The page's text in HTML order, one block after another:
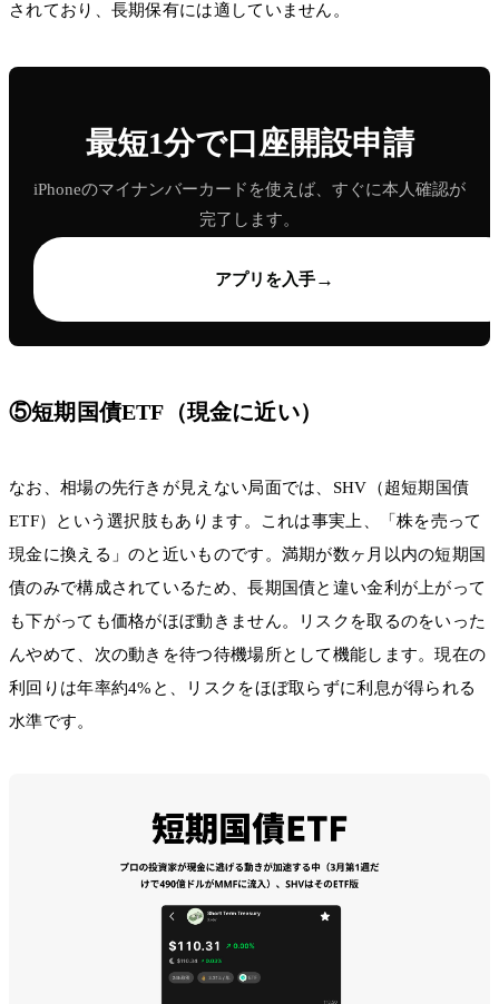
されており、長期保有には適していません。
最短1分で口座開設申請
iPhoneのマイナンバーカードを使えば、すぐに本人確認が
完了します。
アプリを入手→
⑤短期国債ETF（現金に近い）
なお、相場の先行きが見えない局面では、SHV（超短期国債
ETF）という選択肢もあります。これは事実上、「株を売って
現金に換える」のと近いものです。満期が数ヶ月以内の短期国
債のみで構成されているため、長期国債と違い金利が上がって
も下がっても価格がほぼ動きません。リスクを取るのをいった
んやめて、次の動きを待つ待機場所として機能します。現在の
利回りは年率約4%と、リスクをほぼ取らずに利息が得られる
水準です。